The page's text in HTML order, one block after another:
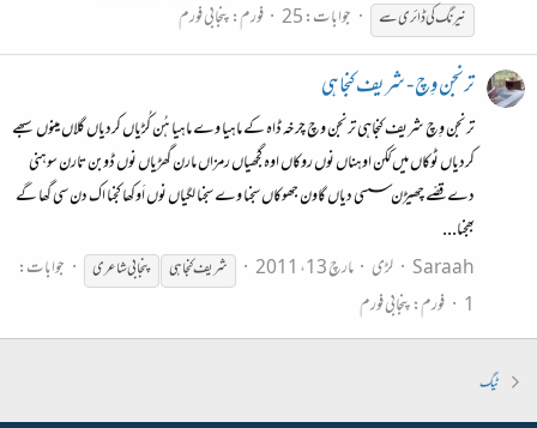
نیرنگ کی ڈائری سے
جوابات: 25 فورم:پنجابی فورم
ترنجن وِچ - شریف کنجاہی
ترنجن وِچ شریف کنجاہی ترنجن وچ چرخہ ڈاہ کے ماہیا وے ماہیا ہُن کُڑیاں کردیاں گلاں مینوں سبھے
کردیاں ٹوکاں میں ککن اوہناں نوں روکاں اوہ گجُھیاں رمزاں مارن گھڑیاں نوں ڈوبن تارن سوہنی
دے قصّے چھیڑن سسی دیاں گاون جھوکاں سجنا وے سجنا لگیاں نوں اَوکھا کجنا اک دن سی گھا گے
بھجنا...
Saraah
لڑی مارچ 13، 2011 شریفکنجاہی پنجابی شاعری
جوابات:
1
فورم:پنجابی فورم
ٹیگ